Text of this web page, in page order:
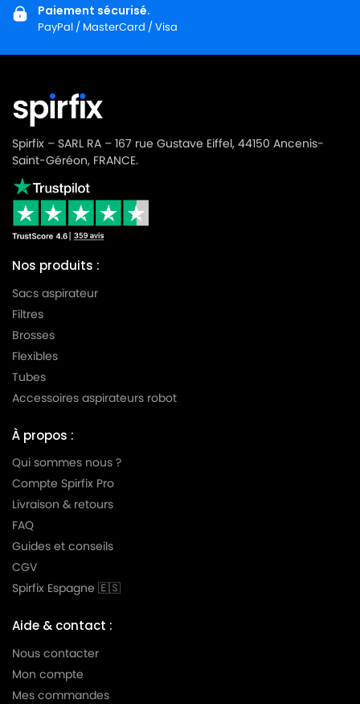
Paiement sécurisé.
PayPal / MasterCard / Visa
Spirfix – SARL RA – 167 rue Gustave Eiffel, 44150 Ancenis-
Saint-Géréon, FRANCE.
Nos produits :
Sacs aspirateur
Filtres
Brosses
Flexibles
Tubes
Accessoires aspirateurs robot
À propos :
Qui sommes nous ?
Compte Spirfix Pro
Livraison & retours
FAQ
Guides et conseils
CGV
Spirfix Espagne 🇪🇸
Aide & contact :
Nous contacter
Mon compte
Mes commandes